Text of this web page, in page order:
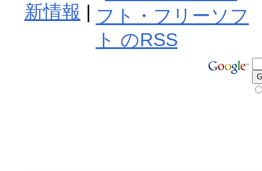
新情報 |